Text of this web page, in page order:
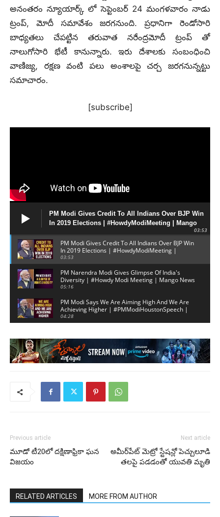
అనంతరం న్యూయార్క్ లో సెప్టెంబర్ 24 మంగళవారం నాడు
ట్రంప్, మోదీ సమావేశం జరగనుంది. ప్రధానిగా రెండోసారి
బాధ్యతలు చేపట్టిన తరువాత నరేంద్రమోదీ ట్రంప్ తో
నాలుగోసారి భేటీ కానున్నారు. ఇరు దేశాలకు సంబంధించి
వాణిజ్య, రక్షణ వంటి పలు అంశాలపై చర్చ జరగనున్నట్టు
సమాచారం.
[subscribe]
PM Modi Gives Credit To All Indians Over BJP Win
In 2019 Elections | #HowdyModiMeeting | Mango
03:53
PM Modi Gives Credit To All Indians Over BJP Win
In 2019 Elections | #HowdyModiMeeting |
Mango News
03:53
PM Narendra Modi Gives Glimpse Of India's
Diversity | #Howdy Modi Meeting | Mango News
05:16
PM Modi Says We Are Aiming High And We Are
Achieving Higher | #PMModiHoustonSpeech |
Mango News
04:28
Meeting | #PMModiHoustonSpeech | Mango
News
03:31
Previous article
మూడో టీ20లో దక్షిణాఫ్రికా ఘన
విజయం
Next article
అమీర్‌పేట్‌ మెట్రో స్టేషన్లో పెచ్చులూడి
తలపై పడడంతో యువతి మృతి
RELATED ARTICLES MORE FROM AUTHOR